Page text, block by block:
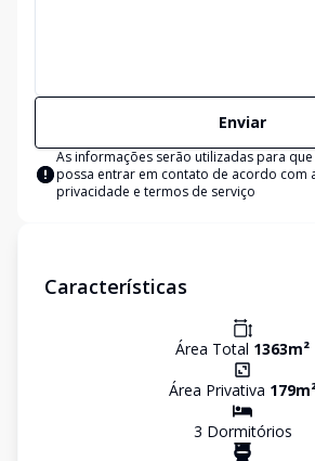
Enviar
As informações serão utilizadas para
possa entrar em contato de acordo com
privacidade e termos de serviço
Características
Área Total 1363m²
Área Privativa 179
3 Dormitórios